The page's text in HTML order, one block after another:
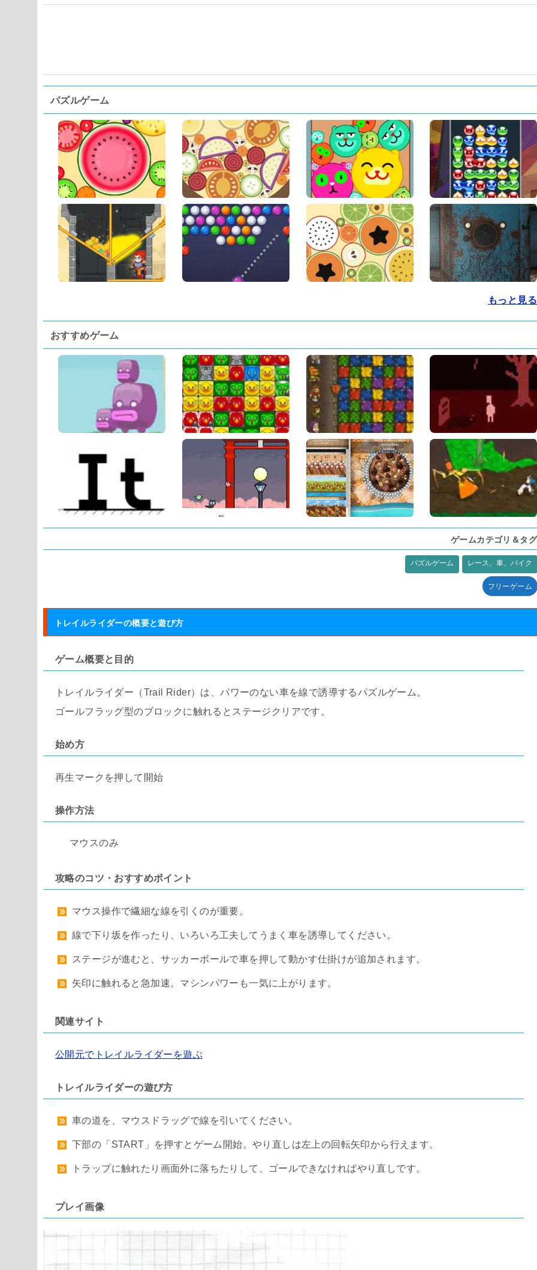
パズルゲーム
もっと見る
おすすめゲーム
ゲームカテゴリ＆タグ
パズルゲーム レース、車、バイク
フリーゲーム
トレイルライダーの概要と遊び方
ゲーム概要と目的
トレイルライダー（Trail Rider）は、パワーのない車を線で誘導するパズルゲーム。
ゴールフラッグ型のブロックに触れるとステージクリアです。
始め方
再生マークを押して開始
操作方法
マウスのみ
攻略のコツ・おすすめポイント
マウス操作で繊細な線を引くのが重要。
線で下り坂を作ったり、いろいろ工夫してうまく車を誘導してください。
ステージが進むと、サッカーボールで車を押して動かす仕掛けが追加されます。
矢印に触れると急加速。マシンパワーも一気に上がります。
関連サイト
公開元でトレイルライダーを遊ぶ
トレイルライダーの遊び方
車の道を、マウスドラッグで線を引いてください。
下部の「START」を押すとゲーム開始。やり直しは左上の回転矢印から行えます。
トラップに触れたり画面外に落ちたりして、ゴールできなければやり直しです。
プレイ画像